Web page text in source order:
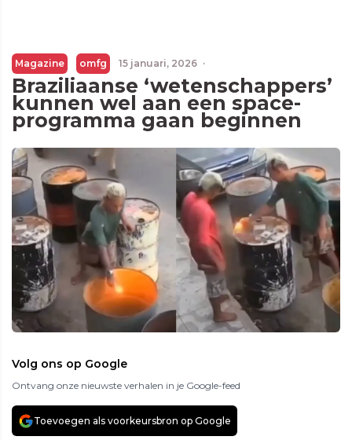
Magazine omfg 15 januari, 2026 ·
Braziliaanse ‘wetenschappers’
kunnen wel aan een space-
programma gaan beginnen
Volg ons op Google
Ontvang onze nieuwste verhalen in je Google-feed
Toevoegen als voorkeursbron op Google